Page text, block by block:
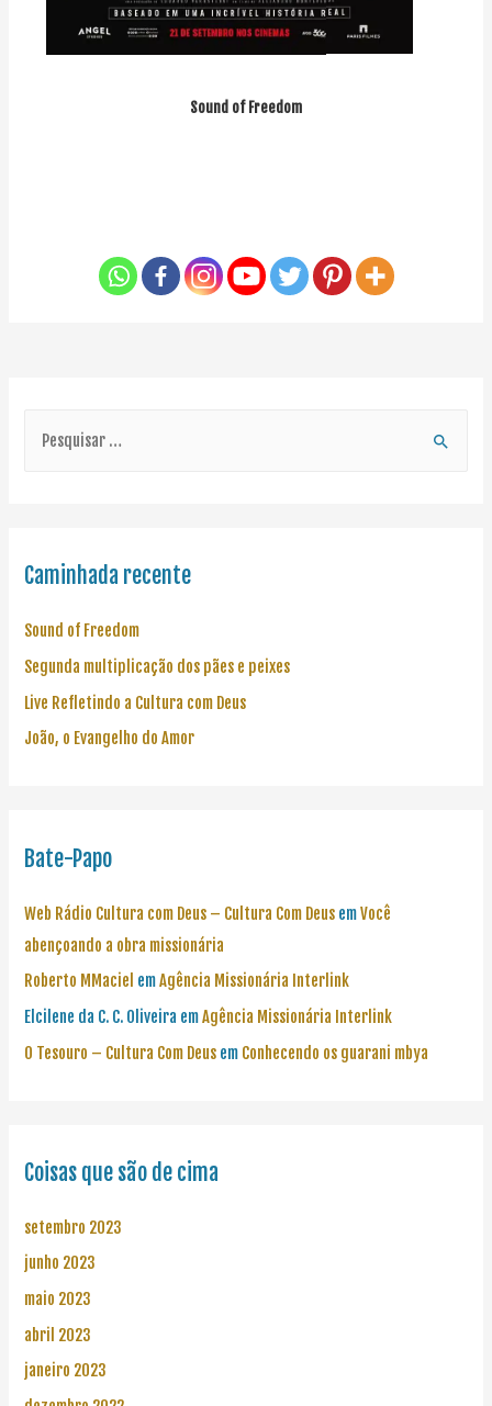
Sound of Freedom
Caminhada recente
Sound of Freedom
Segunda multiplicação dos pães e peixes
Live Refletindo a Cultura com Deus
João, o Evangelho do Amor
Bate-Papo
Web Rádio Cultura com Deus – Cultura Com Deus emVocê
abençoando a obra missionária
Roberto MMaciel emAgência Missionária Interlink
Elcilene da C. C. Oliveira emAgência Missionária Interlink
O Tesouro – Cultura Com Deus em Conhecendo os guarani mbya
Coisas que são de cima
setembro 2023
junho 2023
maio 2023
abril 2023
janeiro 2023